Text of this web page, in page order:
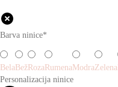
Barva ninice*
Bela Bež Roza RumenaModraZelena
Personalizacija ninice